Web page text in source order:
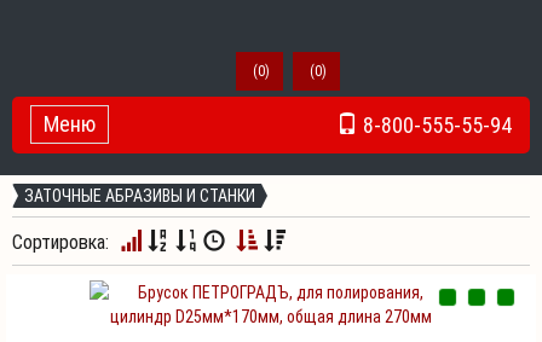
(0) (0)
8-800-555-55-94
Toggle Navigation
Меню
ЗАТОЧНЫЕ АБРАЗИВЫ И СТАНКИ
Сортировка: